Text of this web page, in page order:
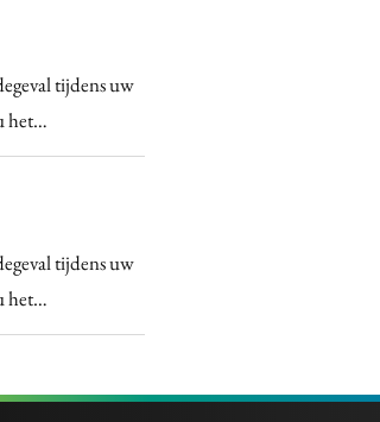
tijdens uw
het…
tijdens uw
het…